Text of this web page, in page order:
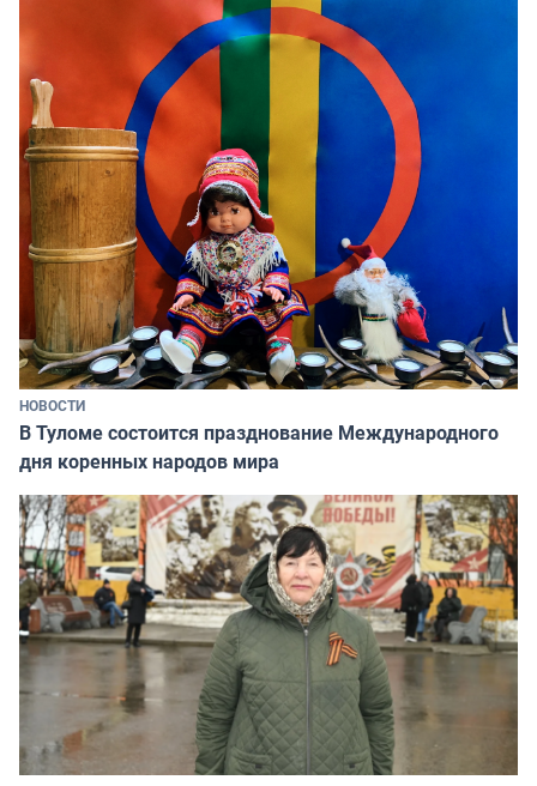
НОВОСТИ
В Туломе состоится празднование Международного
дня коренных народов мира